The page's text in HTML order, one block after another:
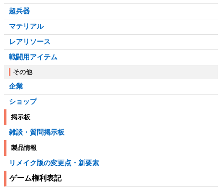
超兵器
マテリアル
レアリソース
戦闘用アイテム
その他
企業
ショップ
掲示板
雑談・質問掲示板
製品情報
リメイク版の変更点・新要素
ゲーム権利表記